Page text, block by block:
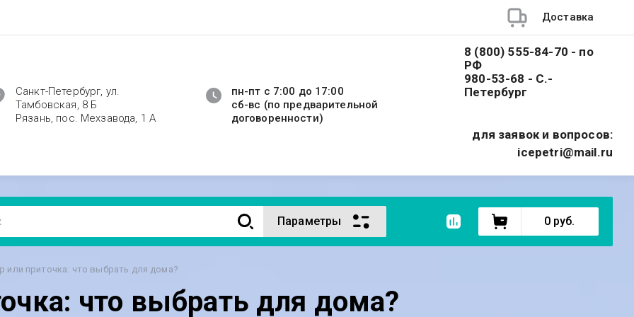
Доставка
Санкт-Петербург, ул.
Тамбовская, 8 Б
Рязань, пос. Мехзавода, 1 А
пн-пт с 7:00 до 17:00
сб-вс (по предварительной
договоренности)
8 (800) 555-84-70 - по
РФ
980-53-68 - С.-
Петербург
для заявок и вопросов:
icepetri@mail.ru
Параметры 0 руб.
или приточка: что выбрать для дома?
что выбрать для дома?